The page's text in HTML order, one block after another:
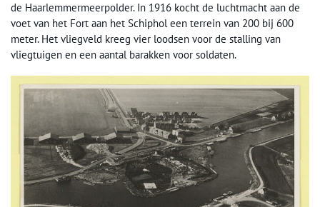
de Haarlemmermeerpolder. In 1916 kocht de luchtmacht aan de
voet van het Fort aan het Schiphol een terrein van 200 bij 600
meter. Het vliegveld kreeg vier loodsen voor de stalling van
vliegtuigen en een aantal barakken voor soldaten.